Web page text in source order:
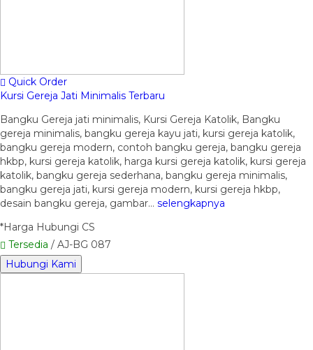
Quick Order
Kursi Gereja Jati Minimalis Terbaru
Bangku Gereja jati minimalis, Kursi Gereja Katolik, Bangku
gereja minimalis, bangku gereja kayu jati, kursi gereja katolik,
bangku gereja modern, contoh bangku gereja, bangku gereja
hkbp, kursi gereja katolik, harga kursi gereja katolik, kursi gereja
katolik, bangku gereja sederhana, bangku gereja minimalis,
bangku gereja jati, kursi gereja modern, kursi gereja hkbp,
desain bangku gereja, gambar… selengkapnya
*Harga Hubungi CS
Tersedia / AJ-BG 087
Hubungi Kami